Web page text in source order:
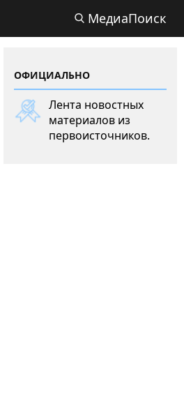
МедиаПоиск
ОФИЦИАЛЬНО
Лента новостных
материалов из
первоисточников.